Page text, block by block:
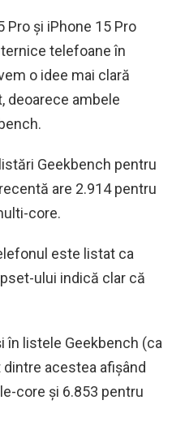
Pro și iPhone 15 Pro
telefoane în
o idee mai clară
deoarece ambele
Geekbench pentru
are 2.914 pentru
core.
este listat ca
ului indică clar că
în listele Geekbench (ca
dintre acestea afișând
core și 6.853 pentru